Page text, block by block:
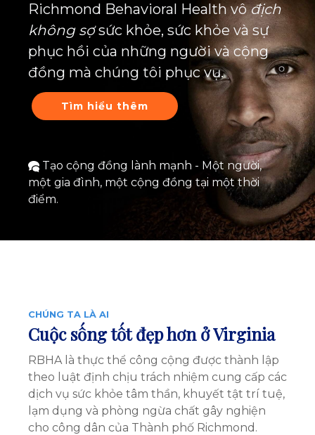
Richmond Behavioral Health vôđịch
không sợsức khỏe, sức khỏe và sự
phục hồi của những người và cộng
đồng mà chúng tôi phục vụ.
Tìm hiểu thêm
Tạo cộng đồng lành mạnh - Một người,
một gia đình, một cộng đồng tại một thời
điểm.
CHÚNG TA LÀ AI
Cuộc sống tốt đẹp hơn ở Virginia
RBHA là thực thể công cộng được thành lập
theo luật định chịu trách nhiệm cung cấp các
dịch vụ sức khỏe tâm thần, khuyết tật trí tuệ,
lạm dụng và phòng ngừa chất gây nghiện
cho công dân của Thành phố Richmond.